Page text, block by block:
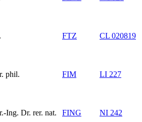
FTZ CL 020819
phil. FIM LI 227
Ing. Dr. rer. nat. FING NI 242